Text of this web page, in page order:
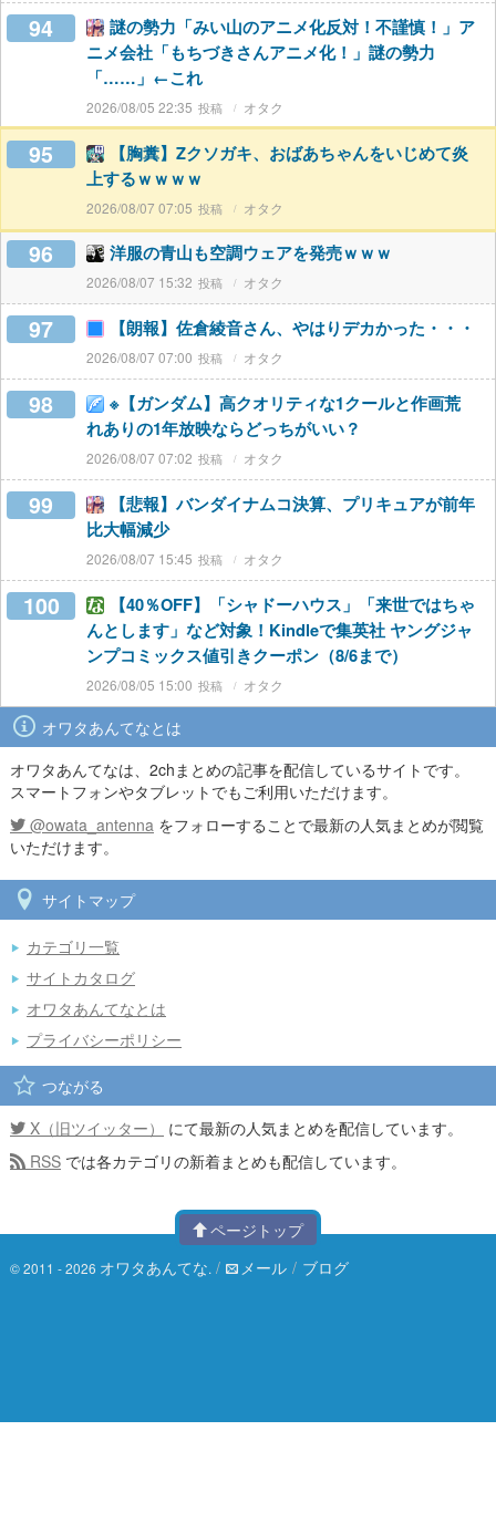
94
謎の勢力「みい山のアニメ化反対！不謹慎！」ア
ニメ会社「もちづきさんアニメ化！」謎の勢力
「……」←これ
2026/08/05 22:35 オタク
95
【胸糞】Zクソガキ、おばあちゃんをいじめて炎
上するｗｗｗｗ
2026/08/07 07:05 オタク
96 洋服の青山も空調ウェアを発売ｗｗｗ
2026/08/07 15:32 オタク
97 【朗報】佐倉綾音さん、やはりデカかった・・・
2026/08/07 07:00 オタク
98
※【ガンダム】高クオリティな1クールと作画荒
れありの1年放映ならどっちがいい？
2026/08/07 07:02 オタク
99
【悲報】バンダイナムコ決算、プリキュアが前年
比大幅減少
2026/08/07 15:45 オタク
100
【40％OFF】「シャドーハウス」「来世ではちゃ
んとします」など対象！Kindleで集英社 ヤングジャ
ンプコミックス値引きクーポン（8/6まで）
2026/08/05 15:00 オタク
オワタあんてなとは
オワタあんてなは、2chまとめの記事を配信しているサイトです。
スマートフォンやタブレットでもご利用いただけます。
@owata_antenna をフォローすることで最新の人気まとめが閲覧
いただけます。
サイトマップ
カテゴリ一覧
サイトカタログ
オワタあんてなとは
プライバシーポリシー
つながる
X（旧ツイッター）
にて最新の人気まとめを配信しています。
RSS では各カテゴリの新着まとめも配信しています。
ページトップ
© 2011 - 2026 オワタあんてな. / メール / ブログ